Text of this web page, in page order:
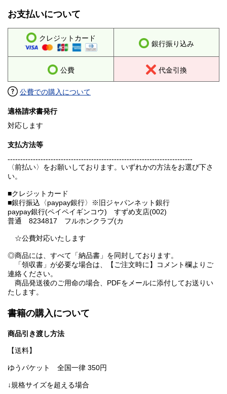
お支払いについて
クレジットカード
銀行振り込み
公費 代金引換
公費での購入について
適格請求書発行
対応します
支払方法等
-------------------------------------------------------------------------
〈前払い〉をお願いしております。いずれかの方法をお選び下さ
い。
■クレジットカード
■銀行振込〈paypay銀行〉※旧ジャパンネット銀行
paypay銀行(ペイペイギンコウ) すずめ支店(002)
普通 8234817 フルホンクラブ(カ
☆公費対応いたします
◎商品には、すべて「納品書」を同封しております。
「領収書」が必要な場合は、【ご注文時に】コメント欄よりご
連絡ください。
商品発送後のご用命の場合、PDFをメールに添付してお送りい
たします。
書籍の購入について
商品引き渡し方法
【送料】
ゆうパケット 全国一律 350円
↓規格サイズを超える場合